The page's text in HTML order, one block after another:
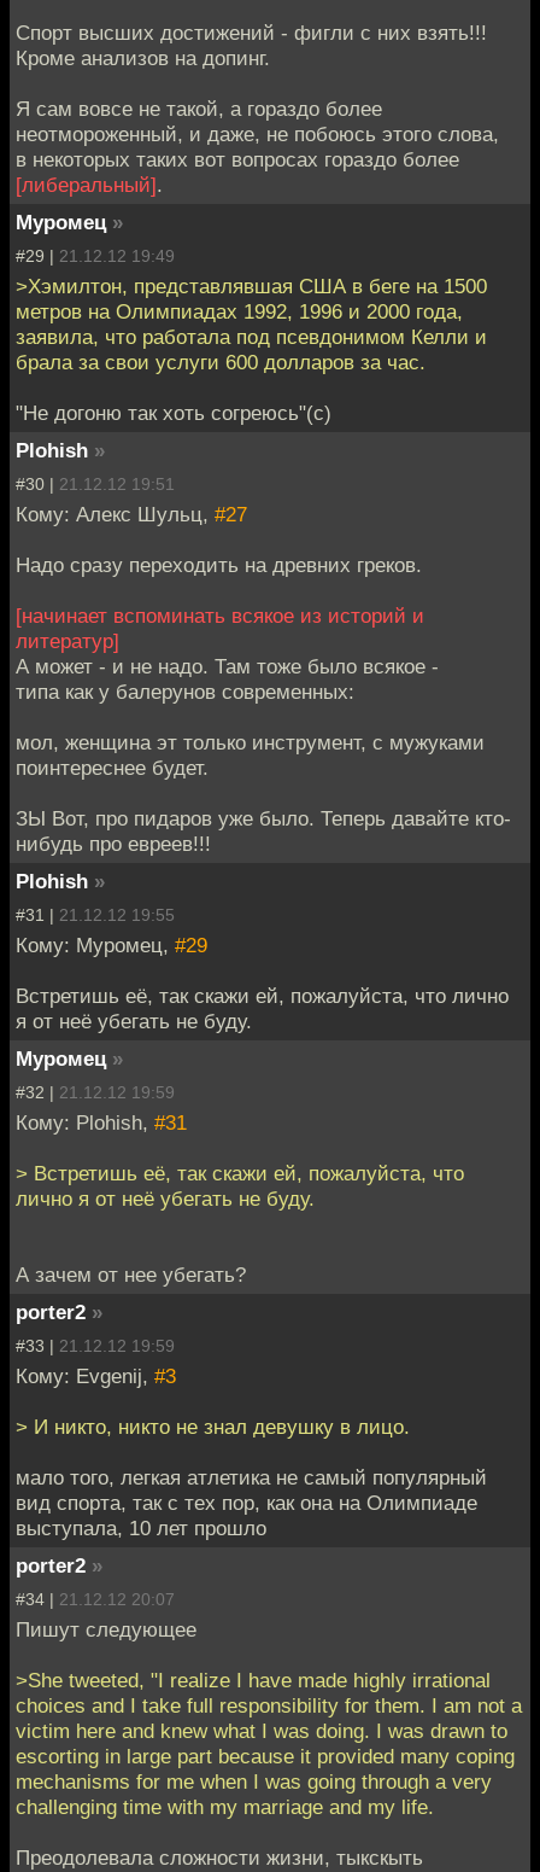
Спорт высших достижений - фигли с них взять!!!
Кроме анализов на допинг.
Я сам вовсе не такой, а гораздо более
неотмороженный, и даже, не побоюсь этого слова,
в некоторых таких вот вопросах гораздо более
[либеральный].
Муромец »
#29 | 21.12.12 19:49
>Хэмилтон, представлявшая США в беге на 1500
метров на Олимпиадах 1992, 1996 и 2000 года,
заявила, что работала под псевдонимом Келли и
брала за свои услуги 600 долларов за час.
"Не догоню так хоть согреюсь"(с)
Plohish »
#30 | 21.12.12 19:51
Кому: Алекс Шульц, #27
Надо сразу переходить на древних греков.
[начинает вспоминать всякое из историй и
литератур]
А может - и не надо. Там тоже было всякое -
типа как у балерунов современных:
мол, женщина эт только инструмент, с мужуками
поинтереснее будет.
ЗЫ Вот, про пидаров уже было. Теперь давайте кто-
нибудь про евреев!!!
Plohish »
#31 | 21.12.12 19:55
Кому: Муромец, #29
Встретишь её, так скажи ей, пожалуйста, что лично
я от неё убегать не буду.
Муромец »
#32 | 21.12.12 19:59
Кому: Plohish, #31
> Встретишь её, так скажи ей, пожалуйста, что
лично я от неё убегать не буду.
А зачем от нее убегать?
porter2 »
#33 | 21.12.12 19:59
Кому: Evgenij, #3
> И никто, никто не знал девушку в лицо.
мало того, легкая атлетика не самый популярный
вид спорта, так с тех пор, как она на Олимпиаде
выступала, 10 лет прошло
porter2 »
#34 | 21.12.12 20:07
Пишут следующее
>She tweeted, "I realize I have made highly irrational
choices and I take full responsibility for them. I am not a
victim here and knew what I was doing. I was drawn to
escorting in large part because it provided many coping
mechanisms for me when I was going through a very
challenging time with my marriage and my life.
Преодолевала сложности жизни, тыкскыть